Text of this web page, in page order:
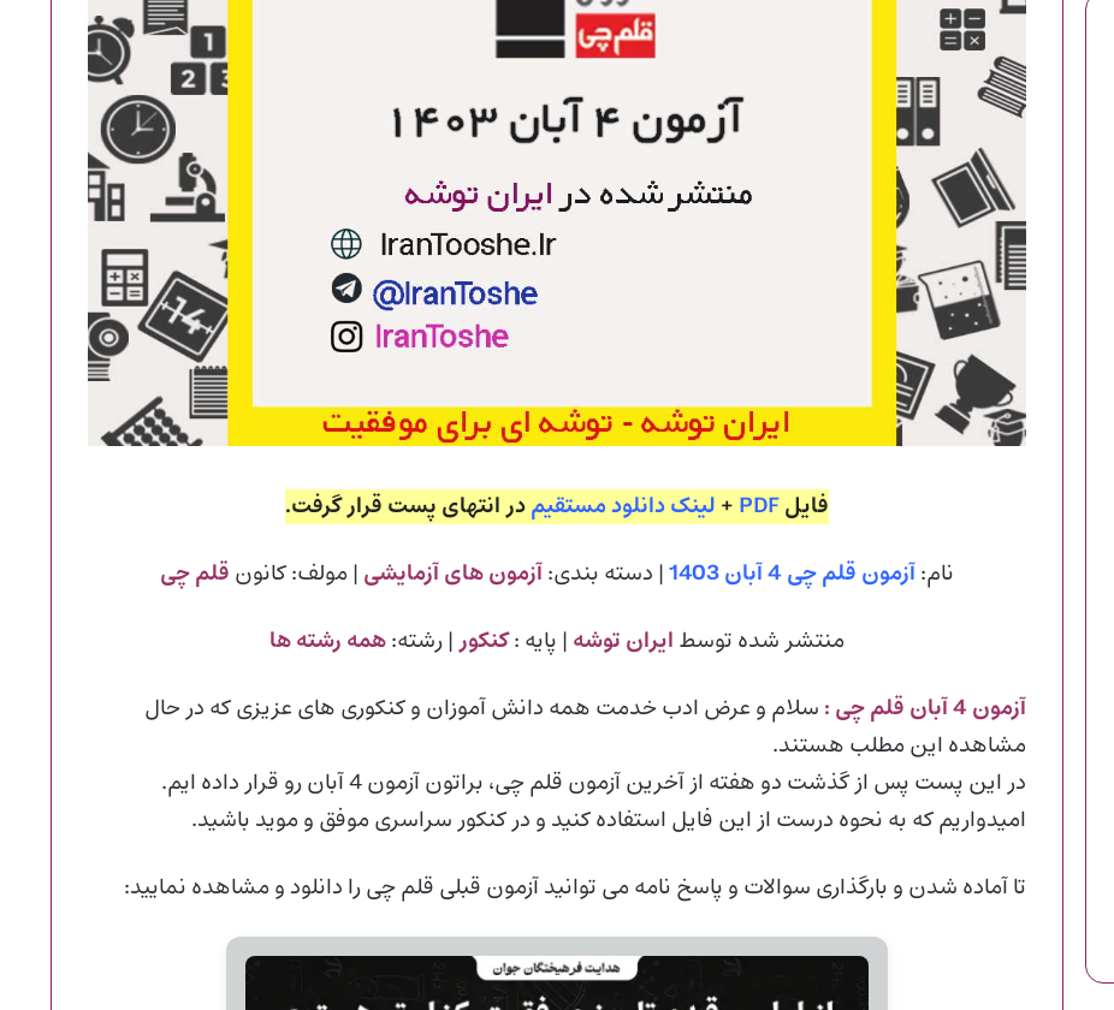
فایلPDF
+ لینک دانلود مستقیمدر انتهای پست قرار گرفت.
نام:آزمون قلم چی 4 آبان 1403 | دسته بندی:آزمون های آزمایشی | مولف: کانون قلم چی
منتشر شده توسط ایران توشه | پایه :کنکور| رشته:همه رشته ها
آزمون 4 آبان قلم چی :
سلام و عرض ادب خدمت همه دانش آموزان و کنکوری های عزیزی که در حال
مشاهده این مطلب هستند.
در این پست پس از گذشت دو هفته از آخرین آزمون قلم چی، براتون آزمون 4 آبان رو قرار داده ایم.
امیدواریم که به نحوه درست از این فایل استفاده کنید و در کنکور سراسری موفق و موید باشید.
تا آماده شدن و بارگذاری سوالات و پاسخ نامه می توانید آزمون قبلی قلم چی را دانلود و مشاهده نمایید: